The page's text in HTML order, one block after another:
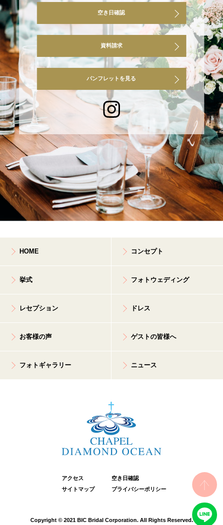
空き日確認
資料請求
パンフレットを見る
HOME コンセプト
挙式 フォトウェディング
レセプション ドレス
お客様の声 ゲストの皆様へ
フォトギャラリー ニュース
アクセス
空き日確認
サイトマップ
プライバシーポリシー
Copyright © 2021 BIC Bridal Corporation. All Rights Reserved.